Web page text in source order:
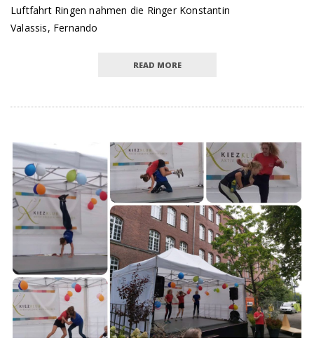
Luftfahrt Ringen nahmen die Ringer Konstantin
Valassis, Fernando
READ MORE